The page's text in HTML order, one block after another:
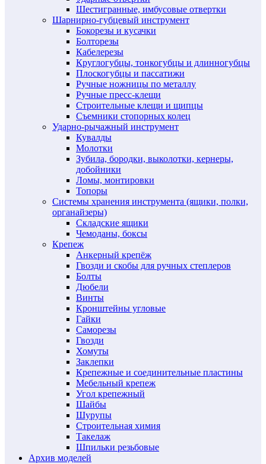
Шестигранные, имбусовые отвертки
Шарнирно-губцевый инструмент
Бокорезы и кусачки
Болторезы
Кабелерезы
Круглогубцы, тонкогубцы и длинногубцы
Плоскогубцы и пассатижи
Ручные ножницы по металлу
Ручные пресс-клещи
Строительные клещи и щипцы
Съемники стопорных колец
Ударно-рычажный инструмент
Кувалды
Молотки
Зубила, бородки, выколотки, кернеры,
добойники
Ломы, монтировки
Топоры
Системы хранения инструмента (ящики, полки,
органайзеры)
Складские ящики
Чемоданы, боксы
Крепеж
Анкерный крепёж
Гвозди и скобы для ручных степлеров
Болты
Дюбели
Винты
Кронштейны угловые
Гайки
Саморезы
Гвозди
Хомуты
Заклепки
Крепежные и соединительные пластины
Мебельный крепеж
Угол крепежный
Шайбы
Шурупы
Строительная химия
Такелаж
Шпильки резьбовые
Архив моделей